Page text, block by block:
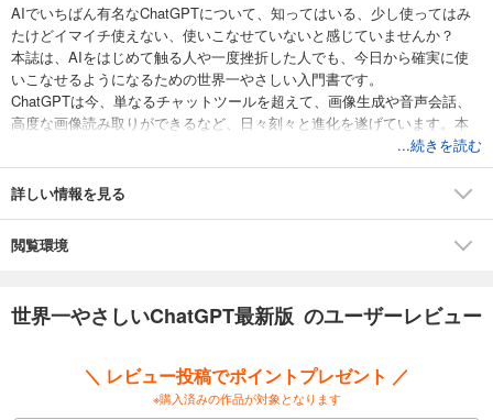
AIでいちばん有名なChatGPTについて、知ってはいる、少し使ってはみ
たけどイマイチ使えない、使いこなせていないと感じていませんか？
本誌は、AIをはじめて触る人や一度挫折した人でも、今日から確実に使
いこなせるようになるための世界一やさしい入門書です。
ChatGPTは今、単なるチャットツールを超えて、画像生成や音声会話、
高度な画像読み取りができるなど、日々刻々と進化を遂げています。本
誌では、最新の機能を網羅しつつ、難しいプロンプトや専門用語を排除
しています。人間に話しかけるような自然な言葉で、AIの力を最大限に
引き出すコツを丁寧に解説します。
スマホでChatGPTを使う際に、よくあるシーンをもとに解説していま
管理のアドバイスをもらったりなど、スマホならではの気軽さ、機動力
パソコンでChatGPTを使うシーンは、仕事に役立つ方法を解説していま
す。ビジネスメールの作成や、長い書類の要約、議事録作成、Excelや
PowerPointなどでChatGPTをどう使うか解説しています。また、仕事の
...続きを読む
詳しい情報を見る
閲覧環境
世界一やさしいChatGPT最新版 のユーザーレビュー
＼ レビュー投稿でポイントプレゼント ／
※購入済みの作品が対象となります